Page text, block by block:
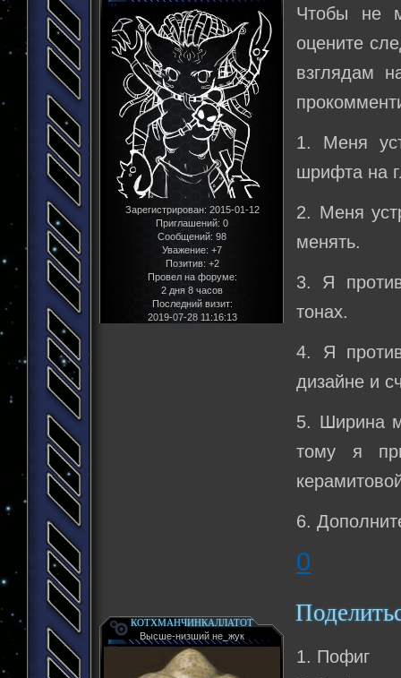
Зарегистрирован: 2015-01-12
Приглашений: 0
Сообщений: 98
Уважение: +7
Позитив: +2
Провел на форуме:
2 дня 8 часов
Последний визит:
2019-07-28 11:16:13
Чтобы не
оцените
взглядам
1. Меня
шрифта на
2. Меня
менять.
3. Я
тонах.
4. Я
дизайне и
5. Ширина
тому я
6.
0
КОТХМАНЧИНКАЛЛАТОТ
Высше-низший не_жук
1. Пофиг